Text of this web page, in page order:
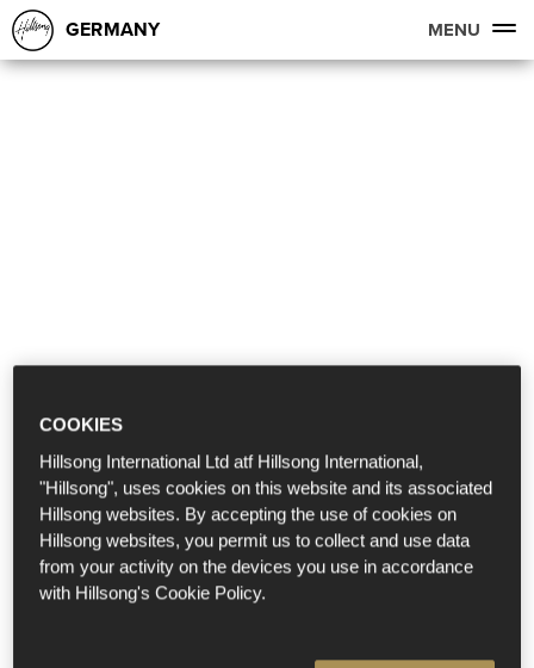
GERMANY MENU
COOKIES
Hillsong International Ltd atf Hillsong International,
"Hillsong", uses cookies on this website and its associated
Hillsong websites. By accepting the use of cookies on
Hillsong websites, you permit us to collect and use data
from your activity on the devices you use in accordance
with Hillsong's Cookie Policy.